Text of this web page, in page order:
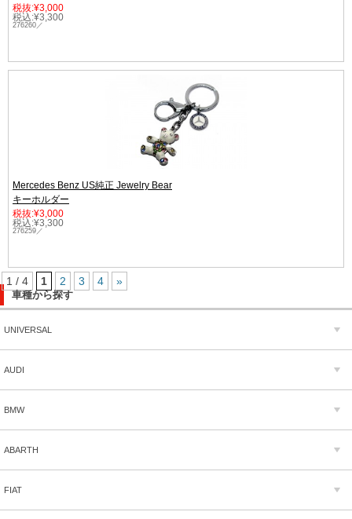
税抜:¥3,000
税込:¥3,300
276260／
Mercedes Benz US純正 Jewelry Bear
キーホルダー
税抜:¥3,000
税込:¥3,300
276259／
1 / 4 1 2 3 4 »
車種から探す
UNIVERSAL
AUDI
BMW
ABARTH
FIAT